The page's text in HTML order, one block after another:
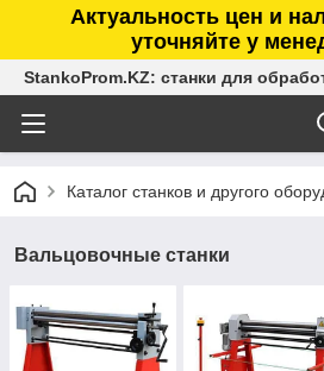
Актуальность цен и
уточняйте у
StankoProm.KZ: станки для
Каталог станков и другого
Вальцовочные станки